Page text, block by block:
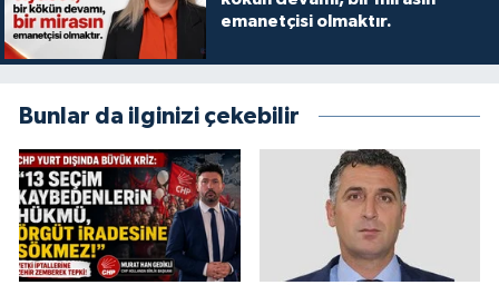
emanetçisi olmaktır.
Bunlar da ilginizi çekebilir